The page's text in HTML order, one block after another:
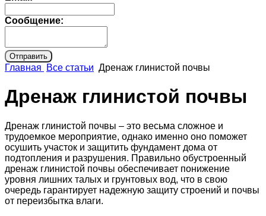
Сообщение:
Главная Все статьи Дренаж глинистой почвы
Дренаж глинистой почвы
Дренаж глинистой почвы – это весьма сложное и
трудоемкое мероприятие, однако именно оно поможет
осушить участок и защитить фундамент дома от
подтопления и разрушения. Правильно обустроенный
дренаж глинистой почвы обеспечивает понижение
уровня лишних талых и грунтовых вод, что в свою
очередь гарантирует надежную защиту строений и почвы
от переизбытка влаги.